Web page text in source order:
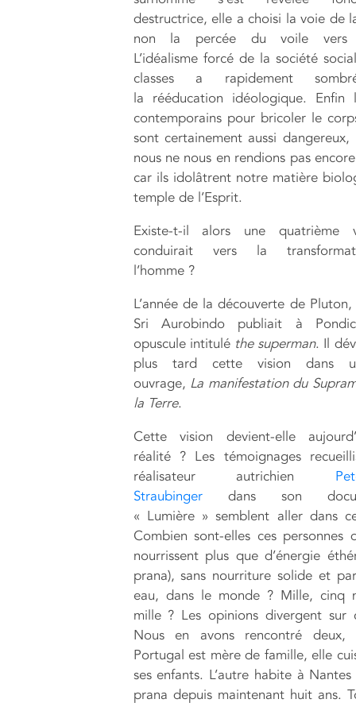
destructrice, elle a choisi la voie de
non la percée du voile vers
L’idéalisme forcé de la société
classes a rapidement
la rééducation idéologique. Enfin
contemporains pour bricoler le
sont certainement aussi
nous ne nous en rendions pas
car ils idolâtrent notre matière
temple de l’Esprit.
Existe-t-il alors une quatrième
conduirait vers la
l’homme ?
L’année de la découverte de
Sri Aurobindo publiait à
opuscule intitulé the superman. Il
plus tard cette vision dans
ouvrage, La manifestation du
la Terre.
Cette vision devient-elle
réalité ? Les témoignages
réalisateur autrichien
Straubingerdans son
« Lumière » semblent aller dans
Combien sont-elles ces personnes
nourrissent plus que d’énergie
prana), sans nourriture solide et
eau, dans le monde ? Mille, cinq
mille ? Les opinions divergent sur
Nous en avons rencontré deux,
Portugal est mère de famille, elle
ses enfants. L’autre habite à
prana depuis maintenant huit ans.